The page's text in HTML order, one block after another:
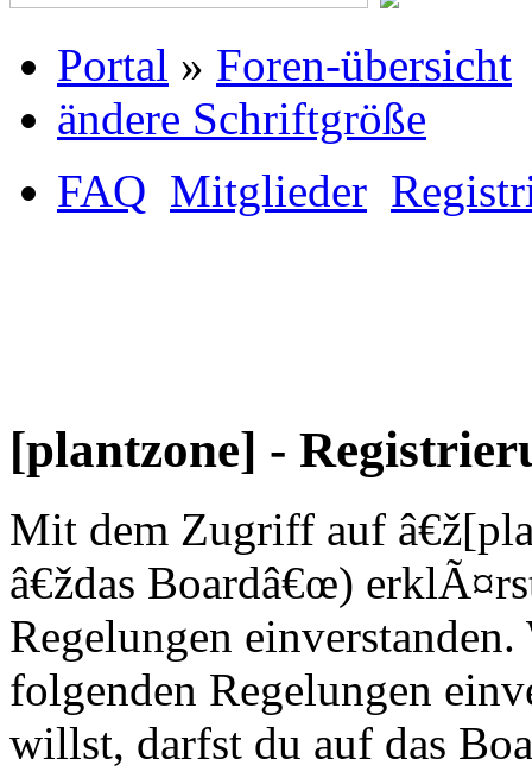
Portal » Foren-übersicht
ändere Schriftgröße
FAQ Mitglieder
[plantzone] -
Mit dem Zugriff auf
â€ždas Boardâ€œ)
Regelungen
folgenden Regelungen
willst, darfst du auf das